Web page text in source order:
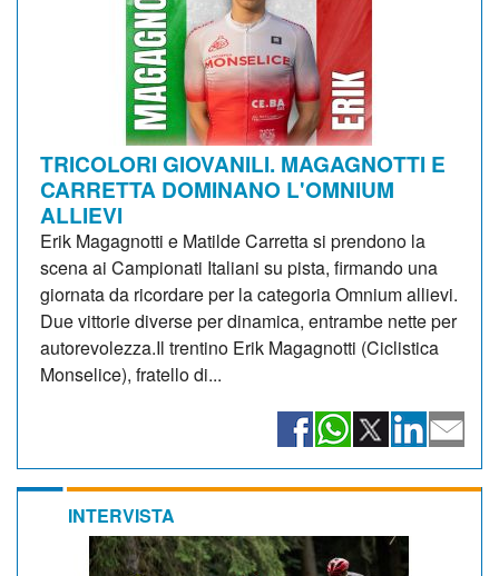
TRICOLORI GIOVANILI. MAGAGNOTTI E
CARRETTA DOMINANO L'OMNIUM
ALLIEVI
Erik Magagnotti e Matilde Carretta si prendono la
scena ai Campionati Italiani su pista, firmando una
giornata da ricordare per la categoria Omnium allievi.
Due vittorie diverse per dinamica, entrambe nette per
autorevolezza.Il trentino Erik Magagnotti (Ciclistica
Monselice), fratello di...
INTERVISTA